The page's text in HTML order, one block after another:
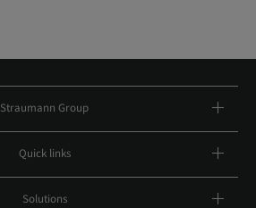
Straumann Group
Quick links
Solutions